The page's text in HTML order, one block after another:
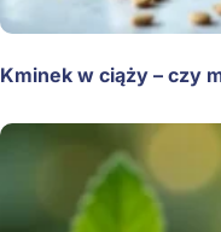
Kminek w ciąży – czy